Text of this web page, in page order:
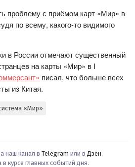
проблему с приёмом карт «Мир» в
по всему, какого-то видимого
в России отмечают существенный
на карты «Мир» в I
писал, что больше всех
из Китая.
«Мир»
наш канал в Telegram или в Дзен.
в курсе главных событий дня.